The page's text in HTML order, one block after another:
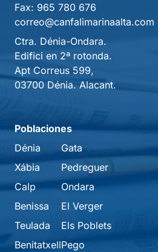
Fax: 965 780 676
correo@canfalimarinaalta.com
Ctra. Dénia-Ondara.
Edifici en 2ª rotonda.
Apt Correus 599,
03700 Dénia. Alacant.
Poblaciones
Dénia
Xábia
Calp
Benissa
Teulada
Benitatxell
Gata
Pedreguer
Ondara
El Verger
Els Poblets
Pego